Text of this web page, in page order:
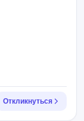
Откликнуться